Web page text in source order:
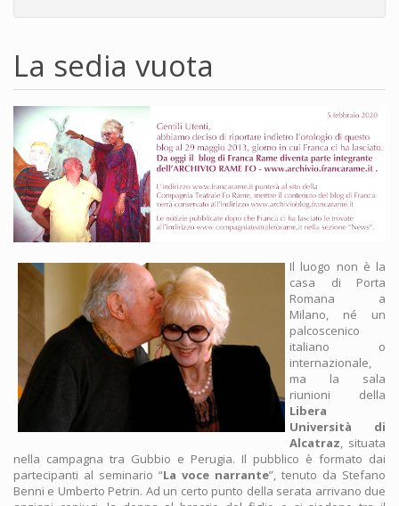
La sedia vuota
Il luogo non è la
casa di Porta
Romana a
Milano, né un
palcoscenico
italiano o
internazionale,
ma la sala
riunioni della
Libera
Università di
Alcatraz, situata
nella campagna tra Gubbio e Perugia. Il pubblico è formato dai
partecipanti al seminario “La voce narrante”, tenuto da Stefano
Benni e Umberto Petrin. Ad un certo punto della serata arrivano due